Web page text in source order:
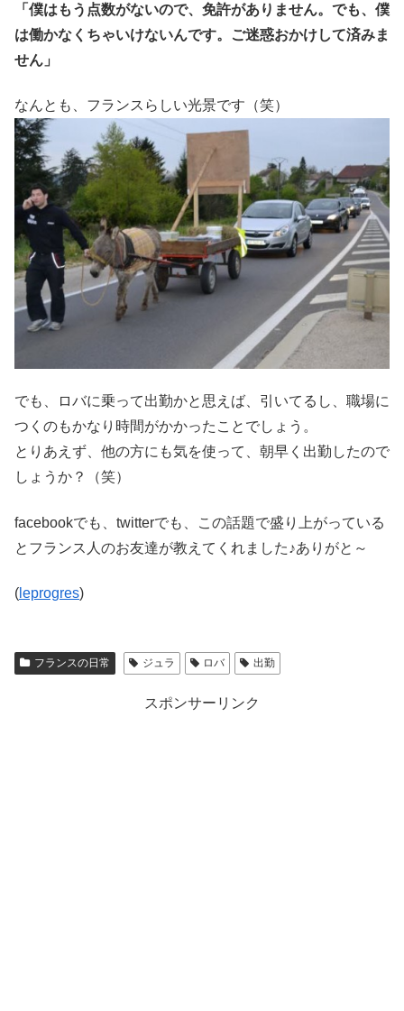
「僕はもう点数がないので、免許がありません。でも、僕
は働かなくちゃいけないんです。ご迷惑おかけして済みま
せん」
なんとも、フランスらしい光景です（笑）
でも、ロバに乗って出勤かと思えば、引いてるし、職場に
つくのもかなり時間がかかったことでしょう。
とりあえず、他の方にも気を使って、朝早く出勤したので
しょうか？（笑）
facebookでも、twitterでも、この話題で盛り上がっている
とフランス人のお友達が教えてくれました♪ありがと～
( leprogres)
フランスの日常 ジュラ ロバ 出勤
スポンサーリンク